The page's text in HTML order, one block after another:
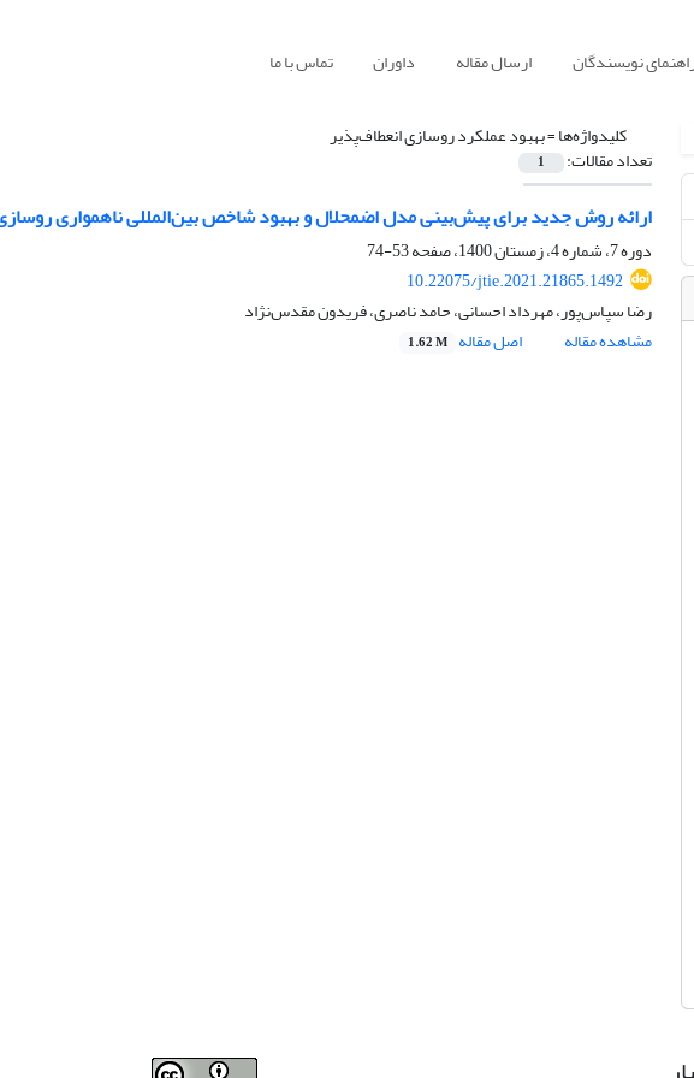
نویسندگان ارسال مقاله داوران تماس با ما
کلیدواژه‌ها =بهبود عملکرد روسازی انعطاف‌پذیر
تعداد مقالات: 1
ارائه روش جدید برای پیش‌بینی مدل اضمحلال و بهبود شاخص بین‌المللی ناهمواری
دوره 7، شماره 4، زمستان 1400، صفحه
53-74
10.22075/jtie.2021.21865.1492
رضا سپاس‌پور، مهرداد احسانی، حامد ناصری، فریدون مقدس‌نژاد
مشاهده مقاله
اصل مقاله 1.62 M